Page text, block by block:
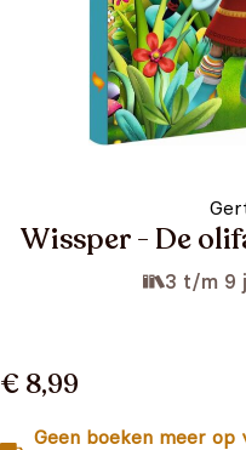
Wissper - De
3 t/m 9
€ 8,99
Geen boeken meer op